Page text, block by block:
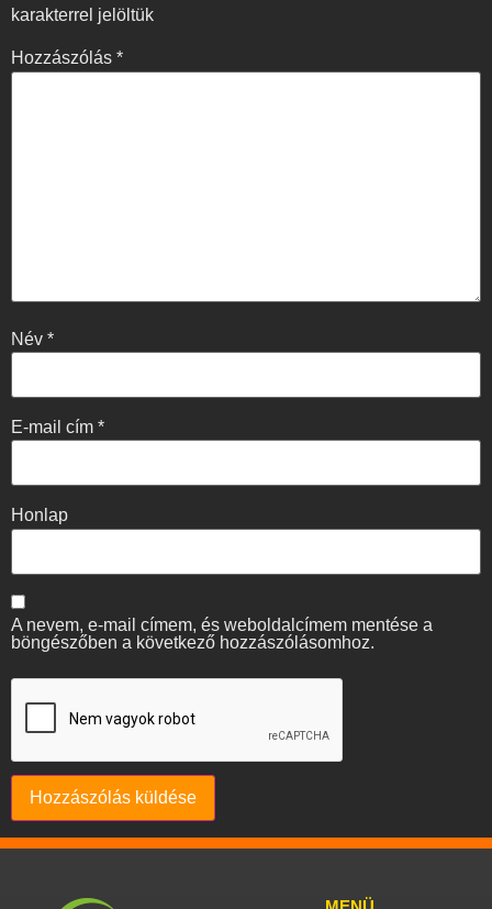
karakterrel jelöltük
Hozzászólás *
Név *
E-mail cím *
Honlap
A nevem, e-mail címem, és weboldalcímem mentése a
böngészőben a következő hozzászólásomhoz.